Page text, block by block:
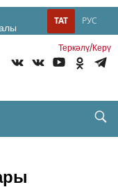
РУС
ТАТ
Теркəлү/Керү